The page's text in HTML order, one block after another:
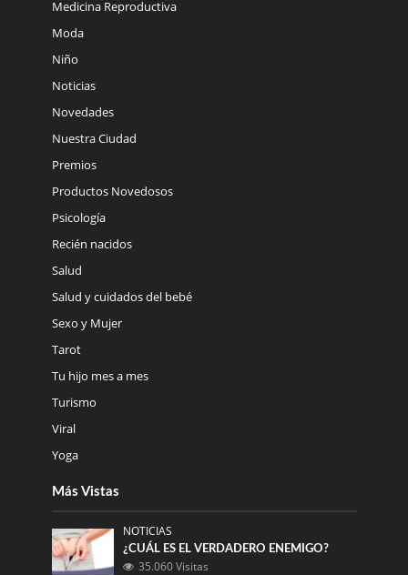
Medicina Reproductiva
Moda
Niño
Noticias
Novedades
Nuestra Ciudad
Premios
Productos Novedosos
Psicología
Recién nacidos
Salud
Salud y cuidados del bebé
Sexo y Mujer
Tarot
Tu hijo mes a mes
Turismo
Viral
Yoga
Más Vistas
NOTICIAS
¿CUÁL ES EL VERDADERO ENEMIGO?
35.060 Visitas